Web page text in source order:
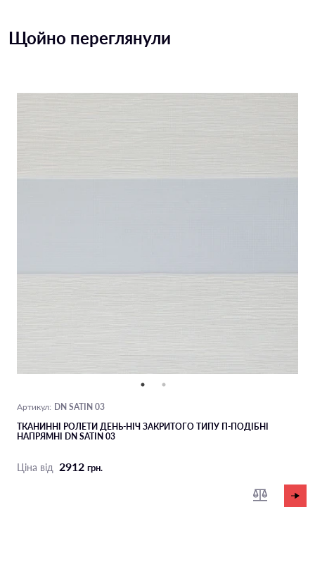
Щойно переглянули
Артикул: DN SATIN 03
ТКАНИННІ РОЛЕТИ ДЕНЬ-НІЧ ЗАКРИТОГО ТИПУ П-ПОДIБНІ
НАПРЯМНІ DN SATIN 03
Ціна від 2912 грн.